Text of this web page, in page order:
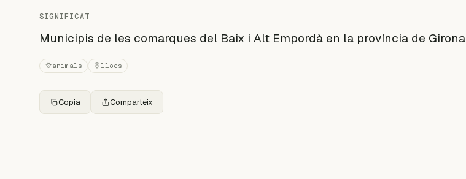
SIGNIFICAT
Municipis de les comarques del Baix i Alt Empordà en la província de Girona
animals llocs
Copia Comparteix